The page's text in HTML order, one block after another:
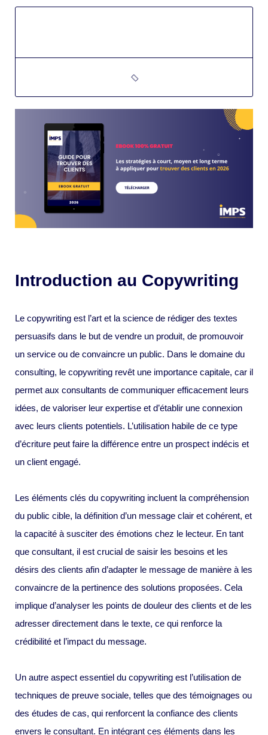
Introduction au Copywriting
Le copywriting est l’art et la science de rédiger des textes
persuasifs dans le but de vendre un produit, de promouvoir
un service ou de convaincre un public. Dans le domaine du
consulting, le copywriting revêt une importance capitale, car il
permet aux consultants de communiquer efficacement leurs
idées, de valoriser leur expertise et d’établir une connexion
avec leurs clients potentiels. L’utilisation habile de ce type
d’écriture peut faire la différence entre un prospect indécis et
un client engagé.
Les éléments clés du copywriting incluent la compréhension
du public cible, la définition d’un message clair et cohérent, et
la capacité à susciter des émotions chez le lecteur. En tant
que consultant, il est crucial de saisir les besoins et les
désirs des clients afin d’adapter le message de manière à les
convaincre de la pertinence des solutions proposées. Cela
implique d’analyser les points de douleur des clients et de les
adresser directement dans le texte, ce qui renforce la
crédibilité et l’impact du message.
Un autre aspect essentiel du copywriting est l’utilisation de
techniques de preuve sociale, telles que des témoignages ou
des études de cas, qui renforcent la confiance des clients
envers le consultant. En intégrant ces éléments dans les